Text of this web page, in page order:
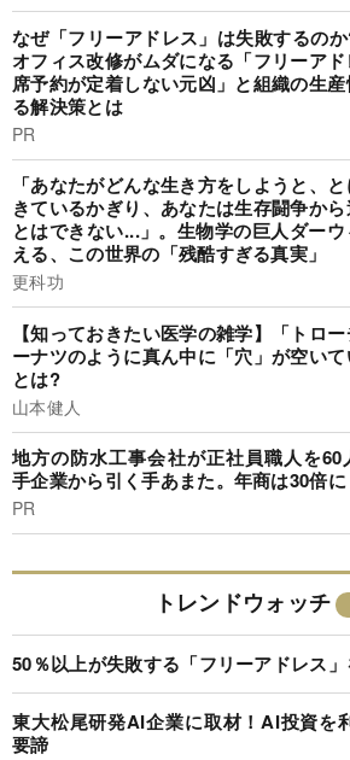
なぜ「フリーアドレス」は失敗するの
オフィス改修がムダになる「フリーア
席予約が定着しない元凶」と組織の生
る解決策とは
PR
「あなたがどんな生き方をしようと、
きているかぎり、あなたは生存闘争か
とはできない...」。生物学の巨人ダー
える、この世界の「残酷すぎる真実」
更科功
【知っておきたい医学の雑学】「トロ
ーナツのように真ん中に「穴」が空い
とは?
山本健人
地方の防水工事会社が正社員職人を60
手企業から引く手あまた。年商は30倍に
PR
トレンドウォッチ
50％以上が失敗する「フリーアドレス
東大松尾研発AI企業に取材！AI投資を
要諦